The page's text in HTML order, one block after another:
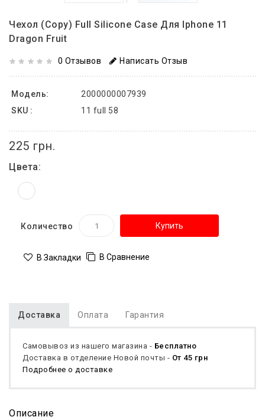
Чехол (copy) Full Silicone Case Для Iphone 11
Dragon Fruit
0 Отзывов Написать Отзыв
Модель:
2000000007939
SKU :
11 full 58
225 грн.
Цвета:
Количество Купить
В Закладки В Сравнение
Доставка Оплата Гарантия
Самовывоз из нашего магазина - Бесплатно
Доставка в отделение Новой почты - От 45 грн
Подробнее о доставке
Описание